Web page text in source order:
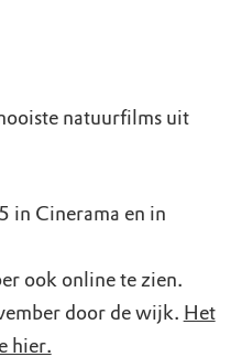
natuurfilms uit
in Cinerama en in
ook online te zien.
door de wijk. Het
hier.